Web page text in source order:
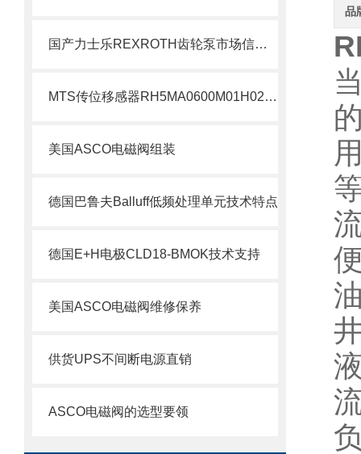
国产力士乐REXROTH齿轮泵市场信息了解
MTS传位移感器RH5MA0600M01H021S1011G8现货支持
美国ASCO电磁阀组装
德国巴鲁夫Balluff低频处理单元技术特点
德国E+H电极CLD18-BMOK技术支持
美国ASCO电磁阀维修保养
供货UPS不间断电源直销
ASCO电磁阀的选型要领
品